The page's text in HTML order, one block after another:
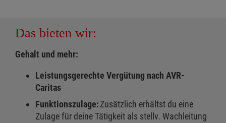
Das bieten wir:
Gehalt und mehr:
Leistungsgerechte Vergütung nach AVR-
Caritas
Funktionszulage:Zusätzlich erhältst du eine
Zulage für deine Tätigkeit als stellv. Wachleitung